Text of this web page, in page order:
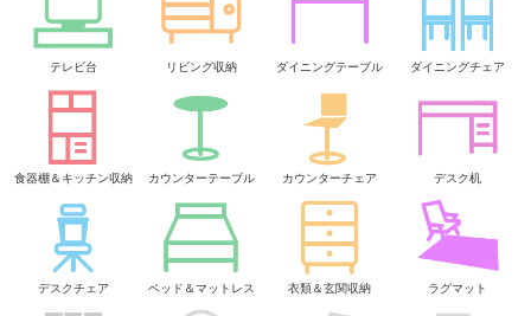
テレビ台 リビング収納 ダイニングテーブル ダイニングチェア
食器棚＆キッチン収納 カウンターテーブル カウンターチェア デスク机
デスクチェア ベッド＆マットレス 衣類＆玄関収納 ラグマット